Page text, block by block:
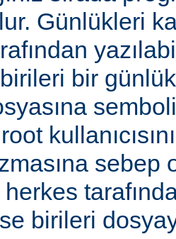
Günlükleri
bir günlük
sebep
herkes
birileri